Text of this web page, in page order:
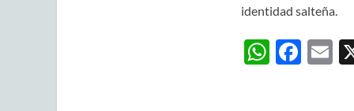
identidad salteña.
WF E